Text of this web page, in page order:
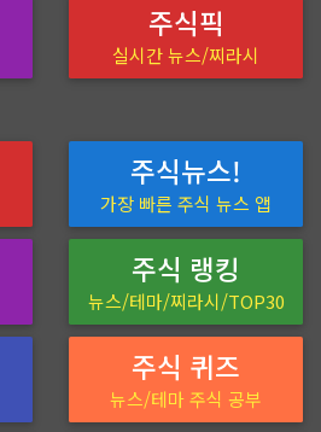
주식픽
실시간 뉴스/찌라시
주식뉴스!
가장 빠른 주식 뉴스 앱
주식 랭킹
뉴스/테마/찌라시/TOP30
주식 퀴즈
뉴스/테마 주식 공부